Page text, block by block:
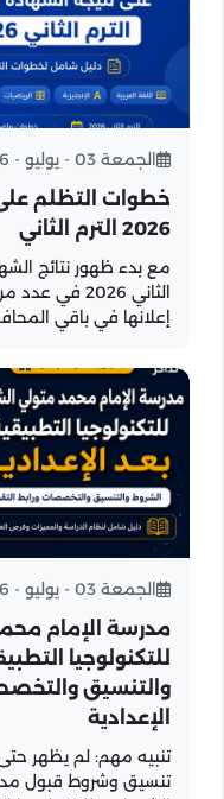
الجمعة 03 - يوليو - 2026
خطوات التظلم على
2026 الترم الثاني
مع بدء ظهور نتائج
الثاني 2026
إعلانها في باقي
الجمعة 03 - يوليو - 2026
مدرسة الإمام
والتنسيق
الإعدادية
تنبيه مهم: لم يظهر
تنسيق وشروط قبول